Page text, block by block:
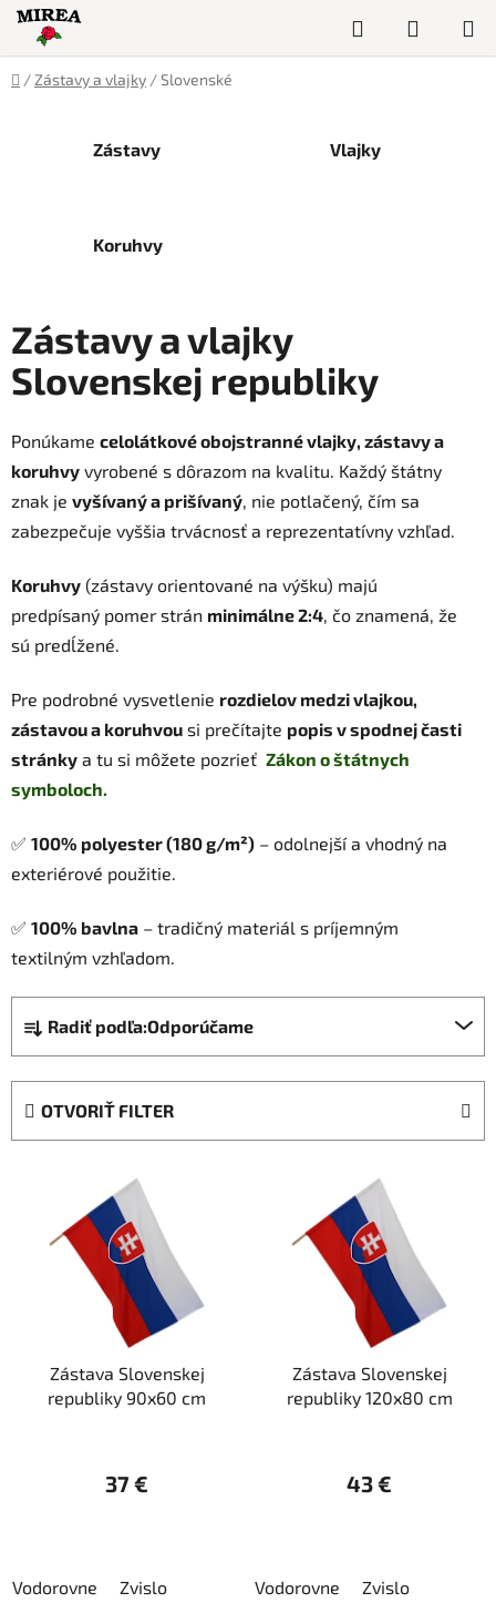
Prejsť
obsah
Hľadať
KOŠÍK
Domov
/ Zástavy a vlajky /Slovenské
Zástavy Vlajky
Koruhvy
Zástavy a vlajky
Slovenskej republiky
Ponúkame celolátkové obojstranné vlajky, zástavy a
koruhvy vyrobené s dôrazom na kvalitu. Každý štátny
znak je vyšívaný a prišívaný , nie potlačený, čím sa
zabezpečuje vyššia trvácnosť a reprezentatívny vzhľad.
Koruhvy (zástavy orientované na výšku) majú
predpísaný pomer strán minimálne 2:4 , čo znamená, že
sú predĺžené.
Pre podrobné vysvetlenie rozdielov medzi vlajkou,
zástavou a koruhvou si prečítajte popis v spodnej časti
stránky a tu si môžete pozrieť Zákon o štátnych
symboloch.
✅ 100% polyester (180 g/m²) – odolnejší a vhodný na
exteriérové použitie.
✅ 100% bavlna – tradičný materiál s príjemným
textilným vzhľadom.
R
a
d
Radiť podľa:Odporúčame
OTVORIŤ FILTER
Zástava Slovenskej
republiky 90x60 cm
37 €
Vodorovne Zvislo
Zástava Slovenskej
republiky 120x80 cm
43 €
Vodorovne Zvislo